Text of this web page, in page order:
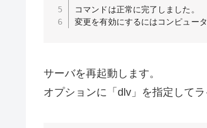
コマンドは正常に完了しました。
変更を有効にするにはコンピュー
サーバを再起動します。
オプションに「dlv」を指定して